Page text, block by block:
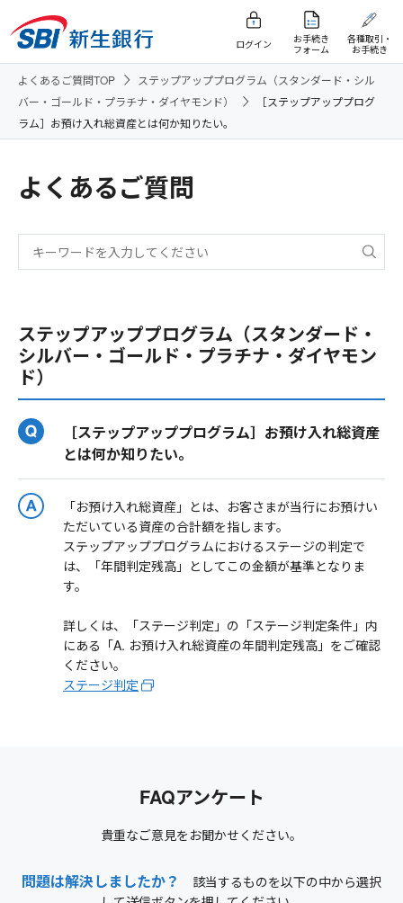
ログイン
お手続き
フォーム
各種取引・
お手続き
よくあるご質問TOP
ステップアッププログラム（スタンダード・シル
バー・ゴールド・プラチナ・ダイヤモンド）
［ステップアッププログ
ラム］お預け入れ総資産とは何か知りたい。
よくあるご質問
ステップアッププログラム（スタンダード・
シルバー・ゴールド・プラチナ・ダイヤモン
ド）
［ステップアッププログラム］お預け入れ総資産
とは何か知りたい。
「お預け入れ総資産」とは、お客さまが当行にお預けい
ただいている資産の合計額を指します。
ステップアッププログラムにおけるステージの判定で
は、「年間判定残高」としてこの金額が基準となりま
す。
詳しくは、「ステージ判定」の「ステージ判定条件」内
にある「A. お預け入れ総資産の年間判定残高」をご確認
ください。
ステージ判定
FAQアンケート
貴重なご意見をお聞かせください。
問題は解決しましたか？
該当するものを以下の中から選択